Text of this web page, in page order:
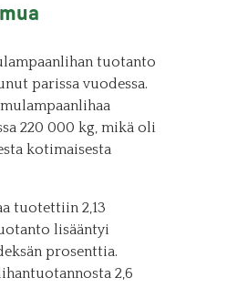
tuotanto
parissa vuodessa.
220 000 kg, mikä oli
kotimaisesta
tuotettiin 2,13
lisääntyi
prosenttia.
2,6